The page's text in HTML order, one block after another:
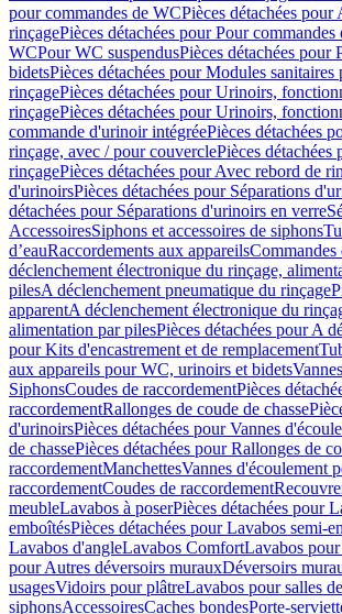
pour commandes de WCPièces détachées
rinçagePièces détachées pour Pour
WCPour WC suspendusPièces détachées pour
bidetsPièces détachées pour Modules sanitaires
rinçagePièces détachées pour Urinoirs,
rinçagePièces détachées pour Urinoirs,
commande d'urinoir intégréePièces détachées
rinçage, avec / pour couverclePièces
rinçagePièces détachées pour Avec rebord de
d'urinoirsPièces détachées pour Séparations
détachées pour Séparations d'urinoirs en verre
AccessoiresSiphons et accessoires de siphons
d’eauRaccordements aux appareils
déclenchement électronique du rinçage,
pilesA déclenchement pneumatique du rinçage
apparentA déclenchement électronique du
alimentation par pilesPièces détachées pour A
pour Kits d'encastrement et de remplacement
aux appareils pour WC, urinoirs et bidets
SiphonsCoudes de raccordementPièces
raccordementRallonges de coude de chasse
d'urinoirsPièces détachées pour Vannes
de chassePièces détachées pour Rallonges de
raccordementManchettesVannes d'écoulement
raccordementCoudes de raccordement
meubleLavabos à poserPièces détachées pour
emboîtésPièces détachées pour Lavabos semi-
Lavabos d'angleLavabos ComfortLavabos
pour Autres déversoirs murauxDéversoirs
usagesVidoirs pour plâtreLavabos pour salles
siphonsAccessoiresCaches bondesPorte-